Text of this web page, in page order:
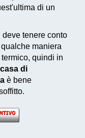
di un
tenere conto
maniera
quindi in
di
è bene